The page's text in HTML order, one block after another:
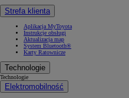
Strefa klienta
Aplikacja MyToyota
Instrukcje obsługi
Aktualizacja map
System Bluetooth®
Karty Ratownicze
Technologie
Technologie
Elektromobilność